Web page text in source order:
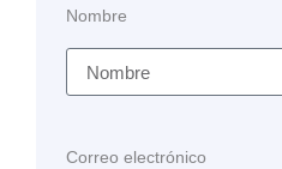
Nombre
Correo electrónico